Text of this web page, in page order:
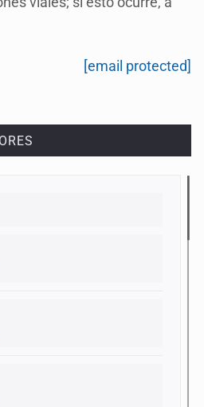
[email protected]